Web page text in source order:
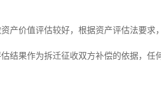
产价值评估较好，根据资产评估法要
结果作为拆迁征收双方补偿的依据，